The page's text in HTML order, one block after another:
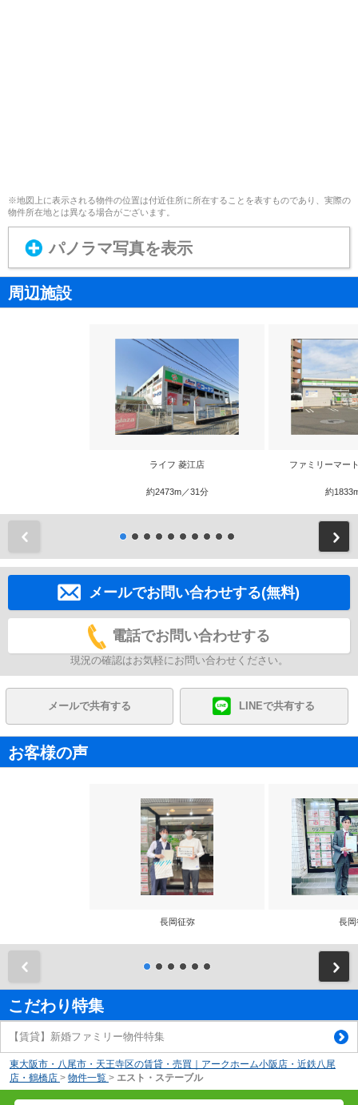
※地図上に表示される物件の位置は付近住所に所在することを表すものであり、実際の
物件所在地とは異なる場合がございます。
パノラマ写真を表示
周辺施設
ライフ 菱江店
約2473m／31分
ファミリーマー
約
メールでお問い合わせする(無料)
電話でお問い合わせする
現況の確認はお気軽にお問い合わせください。
メールで共有する LINEで共有する
お客様の声
長岡征弥 長岡
こだわり特集
【賃貸】新婚ファミリー物件特集
東大阪市・八尾市・天王寺区の賃貸・売買｜アークホーム小阪店・近鉄八尾
店・鶴橋店 > 物件一覧 > エスト・ステーブル